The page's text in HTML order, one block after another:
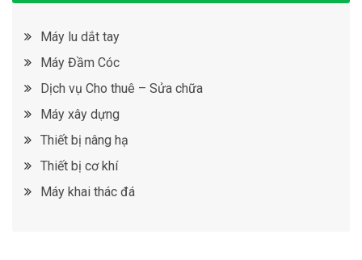
Máy lu dắt tay
Máy Đầm Cóc
Dịch vụ Cho thuê – Sửa chữa
Máy xây dựng
Thiết bị nâng hạ
Thiết bị cơ khí
Máy khai thác đá